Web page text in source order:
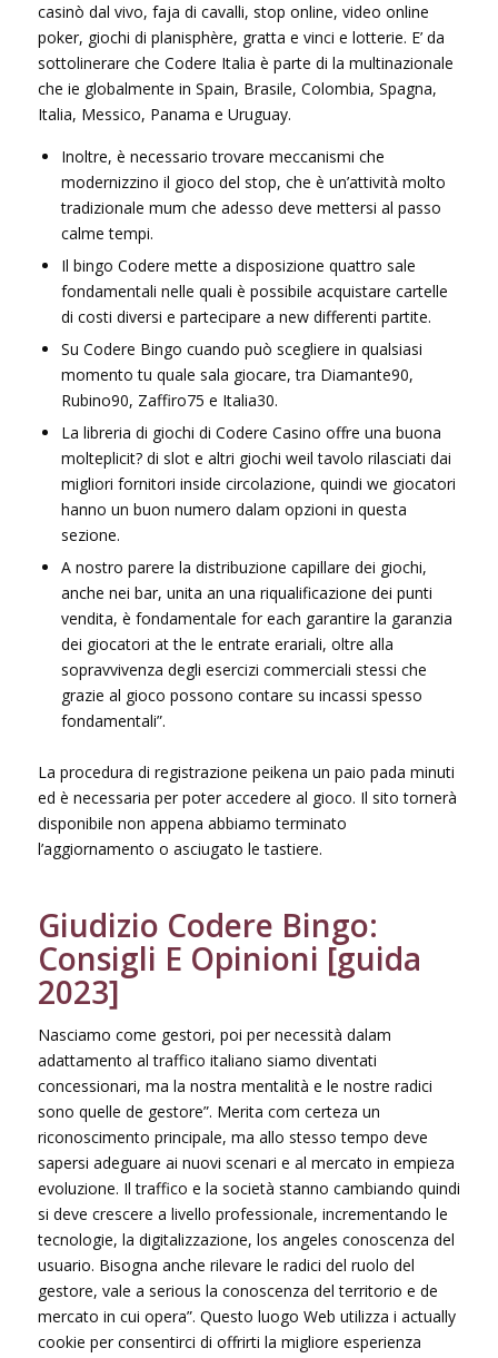
casinò dal vivo, faja di cavalli, stop online, video online
poker, giochi di planisphère, gratta e vinci e lotterie. E’ da
sottolinerare che Codere Italia è parte di la multinazionale
che ie globalmente in Spain, Brasile, Colombia, Spagna,
Italia, Messico, Panama e Uruguay.
Inoltre, è necessario trovare meccanismi che
modernizzino il gioco del stop, che è un’attività molto
tradizionale mum che adesso deve mettersi al passo
calme tempi.
Il bingo Codere mette a disposizione quattro sale
fondamentali nelle quali è possibile acquistare cartelle
di costi diversi e partecipare a new differenti partite.
Su Codere Bingo cuando può scegliere in qualsiasi
momento tu quale sala giocare, tra Diamante90,
Rubino90, Zaffiro75 e Italia30.
La libreria di giochi di Codere Casino offre una buona
molteplicit? di slot e altri giochi weil tavolo rilasciati dai
migliori fornitori inside circolazione, quindi we giocatori
hanno un buon numero dalam opzioni in questa
sezione.
A nostro parere la distribuzione capillare dei giochi,
anche nei bar, unita an una riqualificazione dei punti
vendita, è fondamentale for each garantire la garanzia
dei giocatori at the le entrate erariali, oltre alla
sopravvivenza degli esercizi commerciali stessi che
grazie al gioco possono contare su incassi spesso
fondamentali”.
La procedura di registrazione peikena un paio pada minuti
ed è necessaria per poter accedere al gioco. Il sito tornerà
disponibile non appena abbiamo terminato
l’aggiornamento o asciugato le tastiere.
Giudizio Codere Bingo:
Consigli E Opinioni [guida
2023]
Nasciamo come gestori, poi per necessità dalam
adattamento al traffico italiano siamo diventati
concessionari, ma la nostra mentalità e le nostre radici
sono quelle de gestore”. Merita com certeza un
riconoscimento principale, ma allo stesso tempo deve
sapersi adeguare ai nuovi scenari e al mercato in empieza
evoluzione. Il traffico e la società stanno cambiando quindi
si deve crescere a livello professionale, incrementando le
tecnologie, la digitalizzazione, los angeles conoscenza del
usuario. Bisogna anche rilevare le radici del ruolo del
gestore, vale a serious la conoscenza del territorio e de
mercato in cui opera”. Questo luogo Web utilizza i actually
cookie per consentirci di offrirti la migliore esperienza